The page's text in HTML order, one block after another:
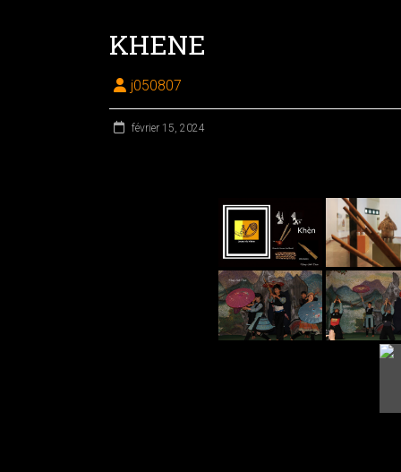
KHENE
j050807
février 15, 2024